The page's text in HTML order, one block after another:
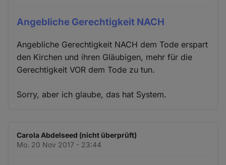
Angebliche Gerechtigkeit NACH
Angebliche Gerechtigkeit NACH dem Tode erspart
den Kirchen und ihren Gläubigen, mehr für die
Gerechtigkeit VOR dem Tode zu tun.
Sorry, aber ich glaube, das hat System.
Carola Abdelseed (nicht überprüft)
Mo. 20 Nov 2017 - 23:44